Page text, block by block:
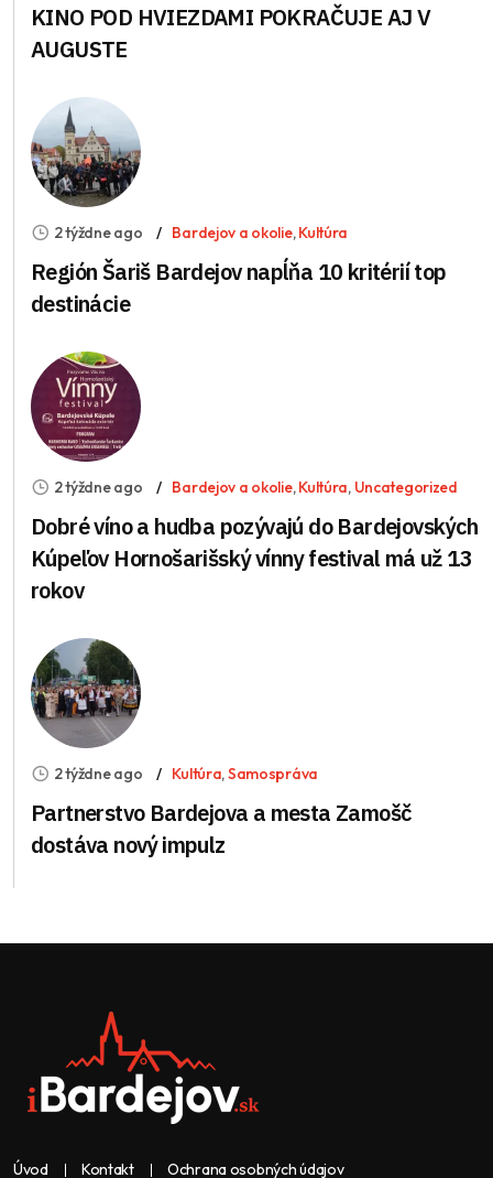
KINO POD HVIEZDAMI POKRAČUJE AJ V
AUGUSTE
2 týždne ago Bardejov a okolie,Kultúra
Región Šariš Bardejov napĺňa 10 kritérií top
destinácie
2 týždne ago Bardejov a okolie,Kultúra, Uncategorized
Dobré víno a hudba pozývajú do Bardejovských
Kúpeľov Hornošarišský vínny festival má už 13
rokov
2 týždne ago Kultúra,Samospráva
Partnerstvo Bardejova a mesta Zamošč
dostáva nový impulz
Úvod Kontakt Ochrana osobných údajov